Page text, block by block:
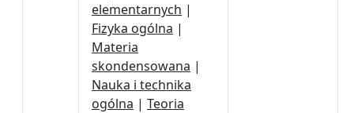
elementarnych |
Fizyka ogólna |
Materia
skondensowana |
Nauka i technika
ogólna | Teoria